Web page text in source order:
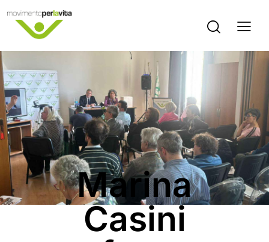
COMUNICATI STAMPA
Marina
Casini